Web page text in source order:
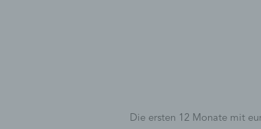
Die ersten 12 Monate mit